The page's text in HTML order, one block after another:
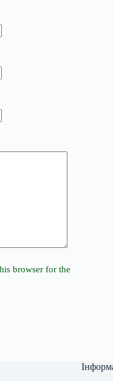
browser for the